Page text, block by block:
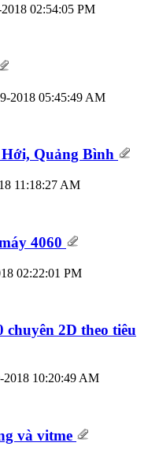
02:54:05 PM
2018 05:45:49 AM
Quảng Bình
11:18:27 AM
4060
02:22:01 PM
2D theo tiêu
2018 10:20:49 AM
và vitme